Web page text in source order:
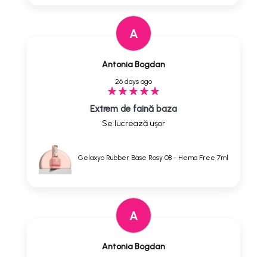
A
Antonia Bogdan
26 days ago
Extrem de faină baza
Se lucrează ușor
Gelaxyo Rubber Base Rosy 08 - Hema Free 7ml
A
Antonia Bogdan